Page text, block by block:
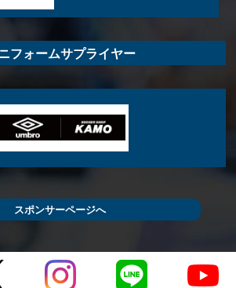
フォームサプライヤー
スポンサーページへ